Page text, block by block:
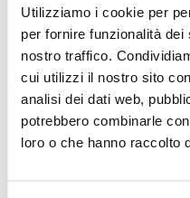
Utilizziamo i cookie per
per fornire funzionalità
nostro traffico.
cui utilizzi il nostro sito
analisi dei dati web,
potrebbero combinarle
loro o che hanno raccolto
corretto messaggio,
informazioni, gestire
sono azioni che oggi
stessi e per gli altri.
E questi sono i motivi per